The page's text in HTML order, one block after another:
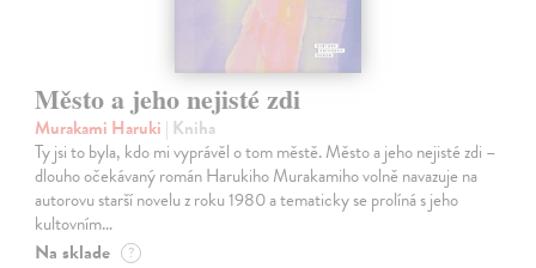
Město a jeho nejisté zdi
Murakami Haruki | Kniha
Ty jsi to byla, kdo mi vyprávěl o tom městě. Město a jeho nejisté zdi –
dlouho očekávaný román Harukiho Murakamiho volně navazuje na
autorovu starší novelu z roku 1980 a tematicky se prolíná s jeho
kultovním…
Na sklade ?